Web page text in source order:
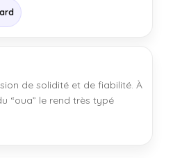
de solidité et de fiabilité. À
“oua” le rend très typé